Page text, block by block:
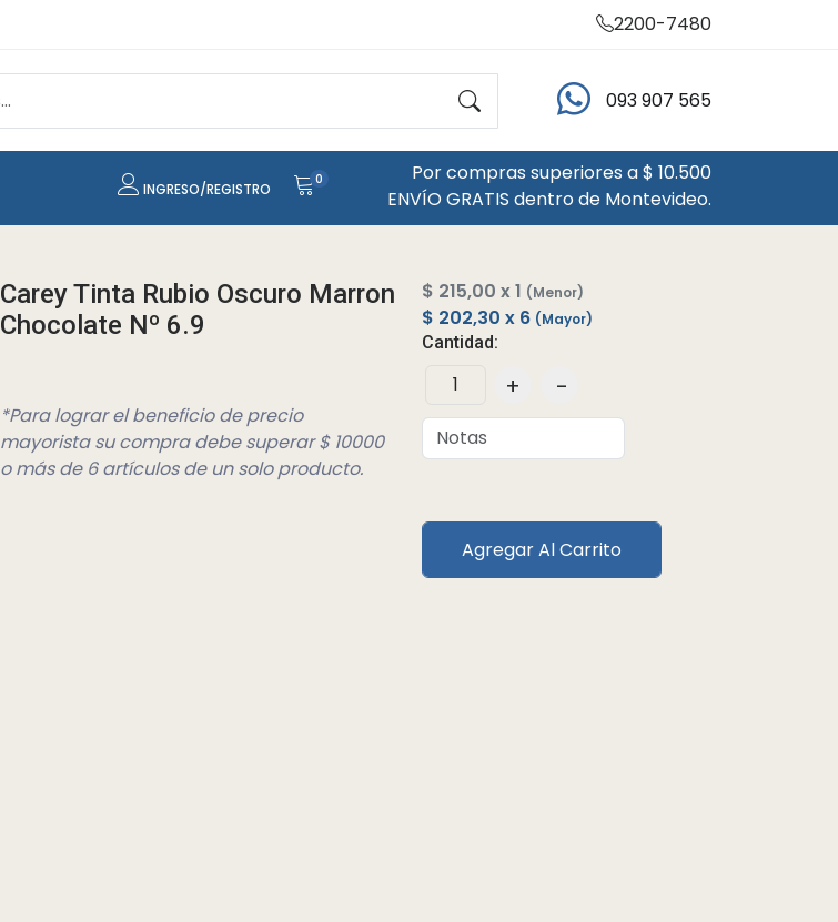
2200-7480
093 907 565
INGRESO/REGISTRO
0
Por compras superiores a $ 10.500
ENVÍO GRATIS dentro de Montevideo.
Carey Tinta Rubio Oscuro Marron
Chocolate Nº 6.9
*Para lograr el beneficio de precio
mayorista su compra debe superar $ 10000
o más de 6 artículos de un solo producto.
$ 215,00 x 1 (Menor)
$ 202,30 x 6 (Mayor)
Cantidad:
+ -
Agregar Al Carrito